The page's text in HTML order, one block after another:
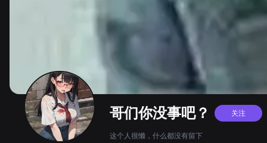
哥们你没事吧？ 关注
这个人很懒，什么都没有留下